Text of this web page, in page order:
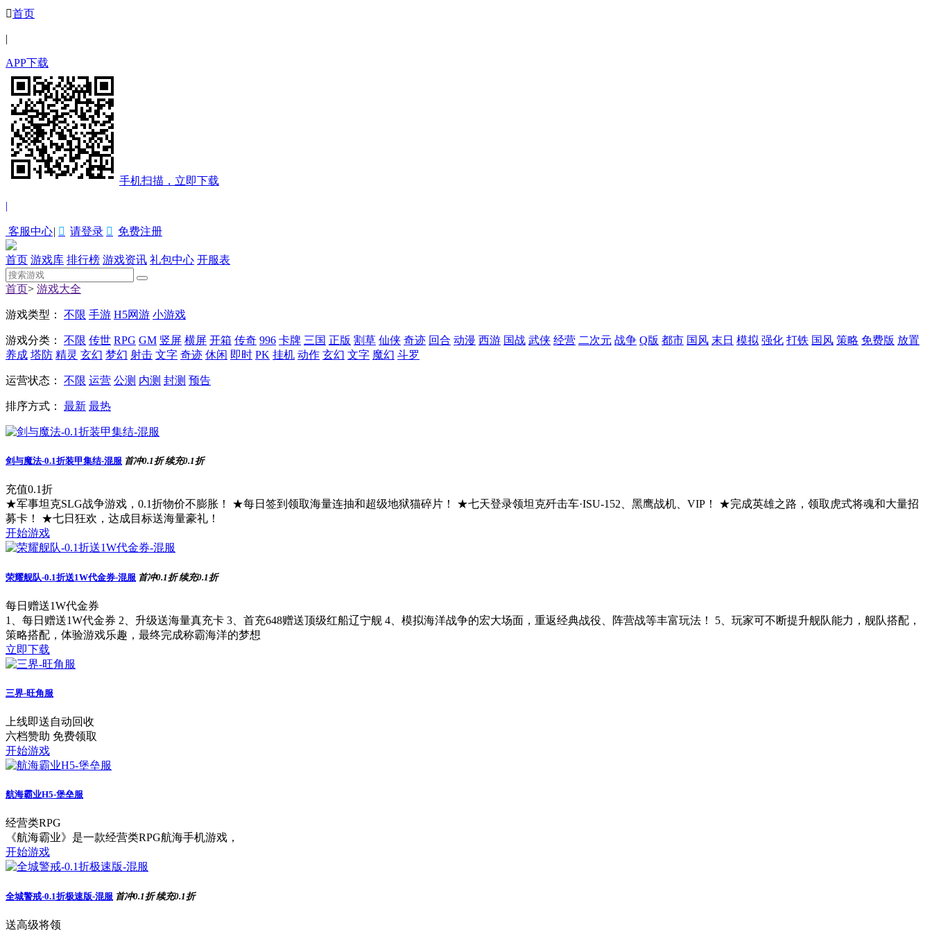
首页
|
APP下载
手机扫描，立即下载
|
客服中心|  请登录  免费注册
首页 游戏库 排行榜 游戏资讯 礼包中心 开服表
首页> 游戏大全
游戏类型： 不限 手游 H5网游 小游戏
游戏分类： 不限 传世 RPG GM 竖屏 横屏 开箱 传奇 996 卡牌 三国 正版 割草 仙侠 奇迹 回合 动漫 西游 国战 武侠 经营 二次元 战争 Q版 都市 国风 末日 模拟 强化 打铁 国风 策略 免费版 放置
养成 塔防 精灵 玄幻 梦幻 射击 文字 奇迹 休闲 即时 PK 挂机 动作 玄幻 文字 魔幻 斗罗
运营状态： 不限 运营 公测 内测 封测 预告
排序方式： 最新 最热
剑与魔法-0.1折装甲集结-混服 首冲0.1折 续充0.1折
充值0.1折
★军事坦克SLG战争游戏，0.1折物价不膨胀！ ★每日签到领取海量连抽和超级地狱猫碎片！ ★七天登录领坦克歼击车·ISU-152、黑鹰战机、VIP！ ★完成英雄之路，领取虎式将魂和大量招
募卡！ ★七日狂欢，达成目标送海量豪礼！
开始游戏
荣耀舰队-0.1折送1W代金券-混服 首冲0.1折 续充0.1折
每日赠送1W代金券
1、每日赠送1W代金券 2、升级送海量真充卡 3、首充648赠送顶级红船辽宁舰 4、模拟海洋战争的宏大场面，重返经典战役、阵营战等丰富玩法！ 5、玩家可不断提升舰队能力，舰队搭配，
策略搭配，体验游戏乐趣，最终完成称霸海洋的梦想
立即下载
三界-旺角服
上线即送自动回收
六档赞助 免费领取
开始游戏
航海霸业H5-堡垒服
经营类RPG
《航海霸业》是一款经营类RPG航海手机游戏，
开始游戏
全城警戒-0.1折极速版-混服 首冲0.1折 续充0.1折
送高级将领